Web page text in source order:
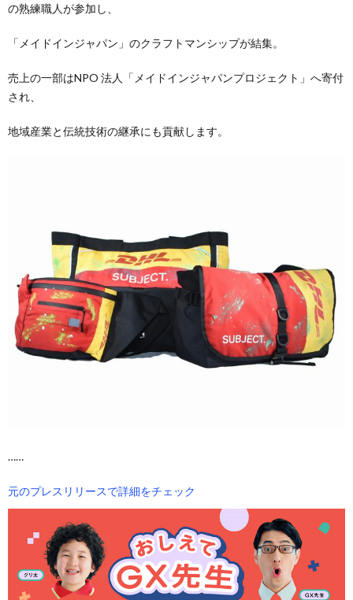
の熟練職人が参加し、
「メイドインジャパン」のクラフトマンシップが結集。
売上の一部はNPO 法人「メイドインジャパンプロジェクト」へ寄付
され、
地域産業と伝統技術の継承にも貢献します。
……
元のプレスリリースで詳細をチェック